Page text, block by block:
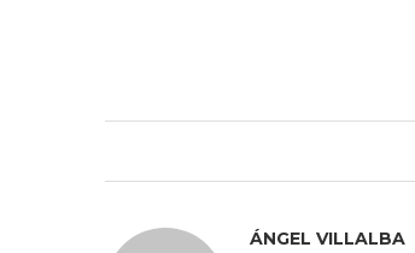
ÁNGEL VILLALBA